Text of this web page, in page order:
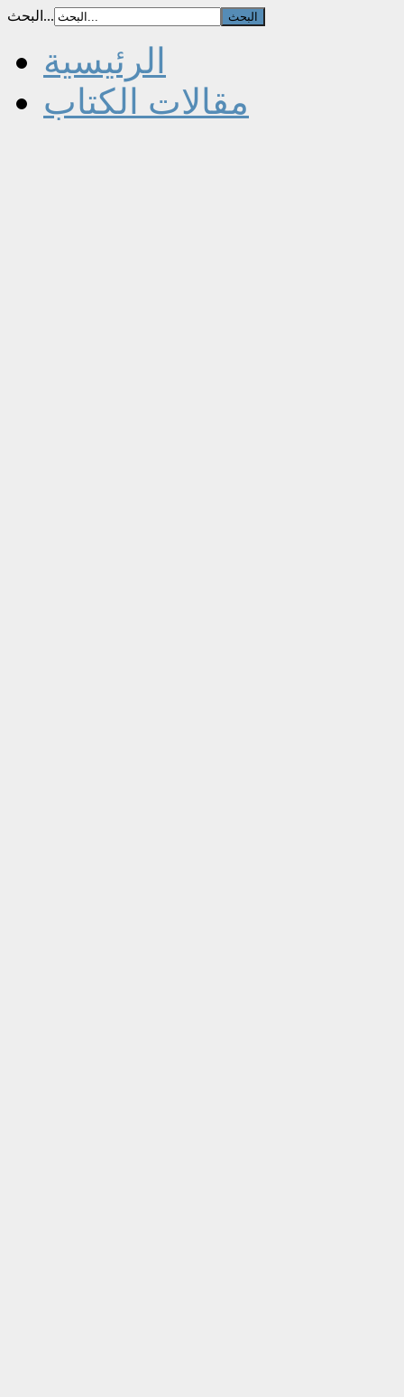
البحث...
الرئيسية
مقالات الكتاب